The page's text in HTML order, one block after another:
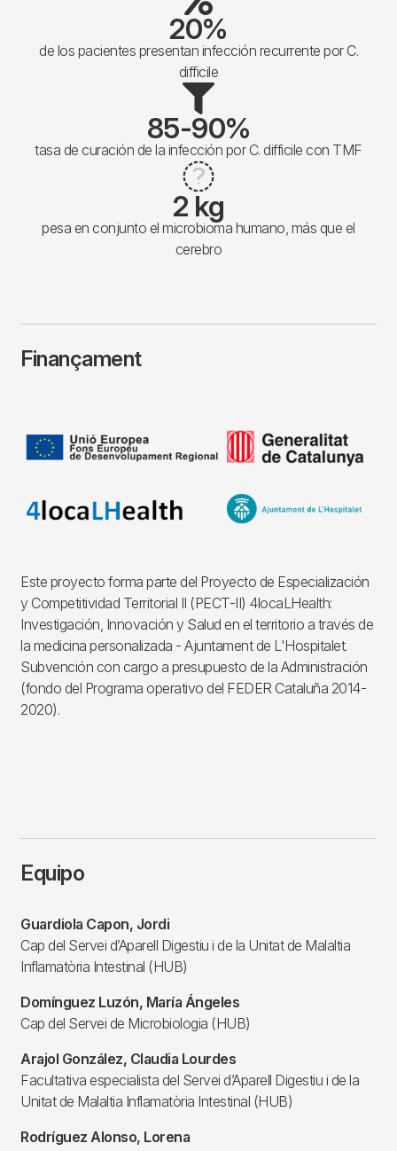
20%
de los pacientes presentan infección recurrente por C.
difficile
85-90%
tasa de curación de la infección por C. difficile con TMF
2 kg
pesa en conjunto el microbioma humano, más que el
cerebro
Finançament
Este proyecto forma parte del Proyecto de Especialización
y Competitividad Territorial II (PECT-II) 4locaLHealth:
Investigación, Innovación y Salud en el territorio a través de
la medicina personalizada - Ajuntament de L'Hospitalet.
Subvención con cargo a presupuesto de la Administración
(fondo del Programa operativo del FEDER Cataluña 2014-
2020).
Equipo
Guardiola Capon, Jordi
Cap del Servei d’Aparell Digestiu i de la Unitat de Malaltia
Inflamatòria Intestinal (HUB)
Domínguez Luzón, María Ángeles
Cap del Servei de Microbiologia (HUB)
Arajol González, Claudia Lourdes
Facultativa especialista del Servei d’Aparell Digestiu i de la
Unitat de Malaltia Inflamatòria Intestinal (HUB)
Rodríguez Alonso, Lorena